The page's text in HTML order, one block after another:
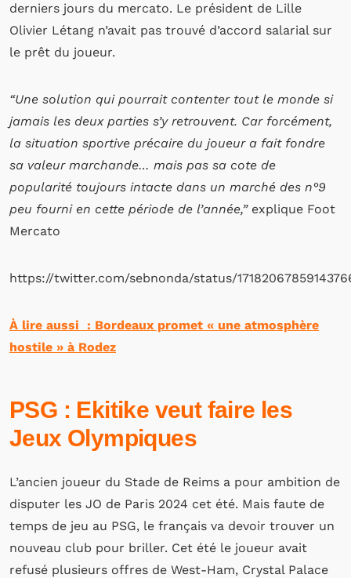
derniers jours du mercato. Le président de Lille
Olivier Létang n’avait pas trouvé d’accord salarial sur
le prêt du joueur.
“Une solution qui pourrait contenter tout le monde si
jamais les deux parties s’y retrouvent. Car forcément,
la situation sportive précaire du joueur a fait fondre
sa valeur marchande… mais pas sa cote de
popularité toujours intacte dans un marché des n°9
peu fourni en cette période de l’année,”explique Foot
Mercato
https://twitter.com/sebnonda/status/
À lire aussi : Bordeaux promet « une atmosphère
hostile » à Rodez
PSG : Ekitike veut faire les
Jeux Olympiques
L’ancien joueur du Stade de Reims a pour ambition de
disputer les JO de Paris 2024 cet été. Mais faute de
temps de jeu au PSG, le français va devoir trouver un
nouveau club pour briller. Cet été le joueur avait
refusé plusieurs offres de West-Ham, Crystal Palace